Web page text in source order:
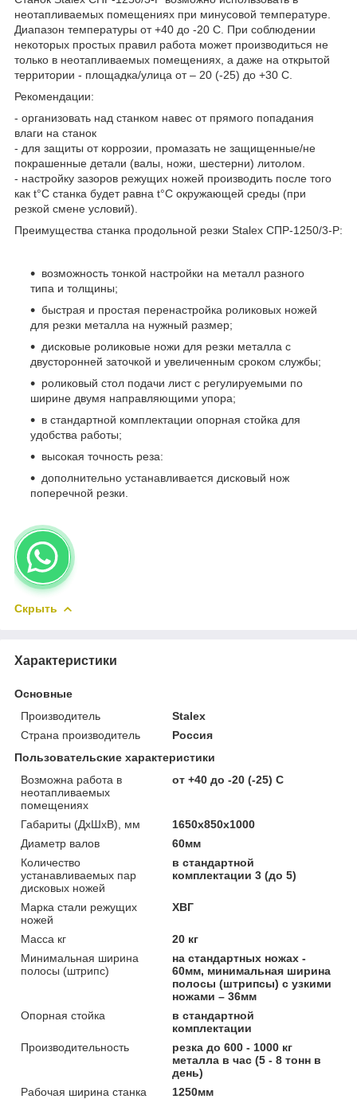
неотапливаемых помещениях при минусовой температуре.
Диапазон температуры от +40 до -20 С. При соблюдении
некоторых простых правил работа может производиться не
только в неотапливаемых помещениях, а даже на открытой
территории - площадка/улица от – 20 (-25) до +30 С.
Рекомендации:
- организовать над станком навес от прямого попадания
влаги на станок
- для защиты от коррозии, промазать не защищенные/не
покрашенные детали (валы, ножи, шестерни) литолом.
- настройку зазоров режущих ножей производить после того
как t°C станка будет равна t°C окружающей среды (при
резкой смене условий).
Преимущества станка продольной резки Stalex СПР-1250/3-Р:
возможность тонкой настройки на металл разного
типа и толщины;
быстрая и простая перенастройка роликовых ножей
для резки металла на нужный размер;
дисковые роликовые ножи для резки металла с
двусторонней заточкой и увеличенным сроком службы;
роликовый стол подачи лист с регулируемыми по
ширине двумя направляющими упора;
в стандартной комплектации опорная стойка для
удобства работы;
высокая точность реза:
дополнительно устанавливается дисковый нож
поперечной резки.
Скрыть
Характеристики
Основные
Производитель
Stalex
Страна производитель
Россия
Пользовательские характеристики
Возможна работа в
неотапливаемых
помещениях
от +40 до -20 (-25) С
Габариты (ДхШхВ), мм
1650х850х1000
Диаметр валов
60мм
Количество
устанавливаемых пар
дисковых ножей
в стандартной
комплектации 3 (до 5)
Марка стали режущих
ножей
ХВГ
Масса кг
20 кг
Минимальная ширина
полосы (штрипс)
на стандартных ножах -
60мм, минимальная ширина
полосы (штрипсы) с узкими
ножами – 36мм
Опорная стойка
в стандартной
комплектации
Производительность
резка до 600 - 1000 кг
металла в час (5 - 8 тонн в
день)
Рабочая ширина станка
1250мм